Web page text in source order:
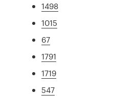
1498
1015
67
1791
1719
547